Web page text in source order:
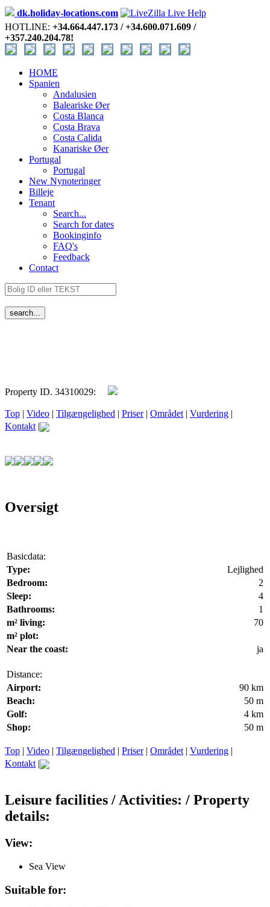
dk.holiday-locations.com
HOTLINE: +34.664.447.173 / +34.600.071.609 /
+357.240.204.78!
HOME
Spanien
Andalusien
Baleariske Øer
Costa Blanca
Costa Brava
Costa Calida
Kanariske Øer
Portugal
Portugal
New Nynoteringer
Billeje
Tenant
Search...
Search for dates
Bookinginfo
FAQ's
Feedback
Contact
Property ID. 34310029:
Top | Video | Tilgængelighed | Priser| Området | Vurdering |
Kontakt |
Oversigt
Basicdata:
Type:
Lejlighed
Bedroom:
2
Sleep:
4
Bathrooms:
1
m² living:
70
m² plot:
Near the coast:
ja
Distance:
Airport:
90 km
Beach:
50 m
Golf:
4 km
Shop:
50 m
Top | Video | Tilgængelighed | Priser| Området | Vurdering |
Kontakt |
Leisure facilities / Activities: / Property
details:
View:
Sea View
Suitable for: